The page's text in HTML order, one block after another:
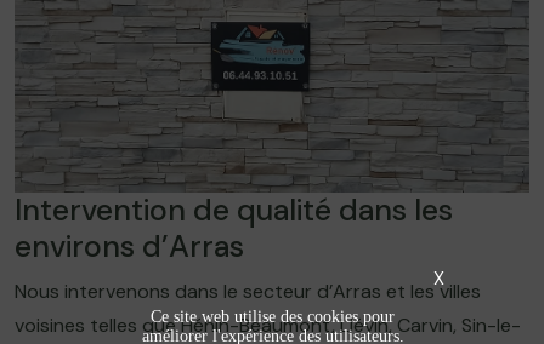
Intervention de qualité dans les
environs d’Arras
Nous intervenons dans le secteur d’Arras et les villes
voisines telles que Hénin-Beaumont, Liévin, Carvin, Sin-le-
X
Ce site web utilise des cookies pour
améliorer l'expérience des utilisateurs.